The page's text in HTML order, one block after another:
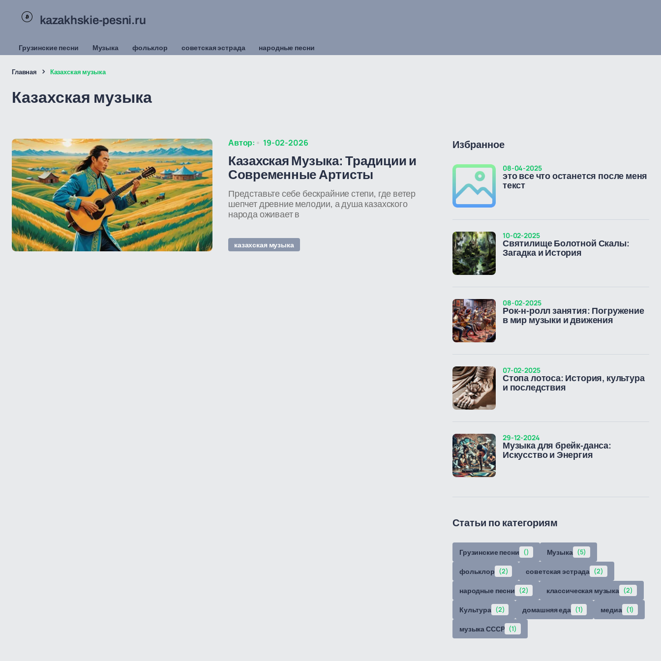
kazakhskie-pesni.ru
Грузинские песни Музыка фольклор советская эстрада народные песни
Главная Казахская музыка
Казахская музыка
Автор: 19-02-2026
Казахская Музыка: Традиции и
Современные Артисты
Представьте себе бескрайние степи, где ветер
шепчет древние мелодии, а душа казахского
народа оживает в
казахская музыка
Избранное
это все что останется после меня
текст
08-04-2025
Святилище Болотной Скалы:
Загадка и История
10-02-2025
Рок-н-ролл занятия: Погружение
в мир музыки и движения
08-02-2025
Стопа лотоса: История, культура
и последствия
07-02-2025
Музыка для брейк-данса:
Искусство и Энергия
29-12-2024
Статьи по категориям
Грузинские песни () Музыка (5)
фольклор (2) советская эстрада (2)
народные песни (2) классическая музыка (2)
Культура (2) домашняя еда (1) медиа (1)
музыка СССР (1)